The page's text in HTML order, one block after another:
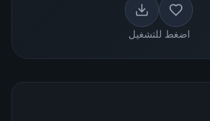
اضغط للتشغيل